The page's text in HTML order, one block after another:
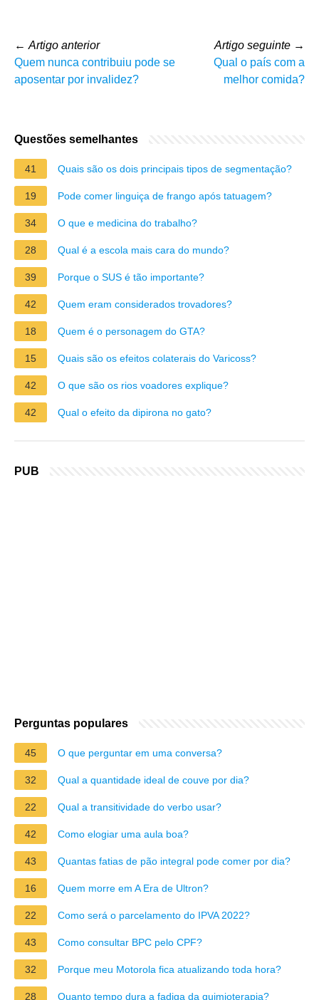
← Artigo anterior
Quem nunca contribuiu pode se
aposentar por invalidez?
Artigo seguinte →
Qual o país com a
melhor comida?
Questões semelhantes
41 Quais são os dois principais tipos de segmentação?
19 Pode comer linguiça de frango após tatuagem?
34 O que e medicina do trabalho?
28 Qual é a escola mais cara do mundo?
39 Porque o SUS é tão importante?
42 Quem eram considerados trovadores?
18 Quem é o personagem do GTA?
15 Quais são os efeitos colaterais do Varicoss?
42 O que são os rios voadores explique?
42 Qual o efeito da dipirona no gato?
PUB
Perguntas populares
45 O que perguntar em uma conversa?
32 Qual a quantidade ideal de couve por dia?
22 Qual a transitividade do verbo usar?
42 Como elogiar uma aula boa?
43 Quantas fatias de pão integral pode comer por dia?
16 Quem morre em A Era de Ultron?
22 Como será o parcelamento do IPVA 2022?
43 Como consultar BPC pelo CPF?
32 Porque meu Motorola fica atualizando toda hora?
28 Quanto tempo dura a fadiga da quimioterapia?